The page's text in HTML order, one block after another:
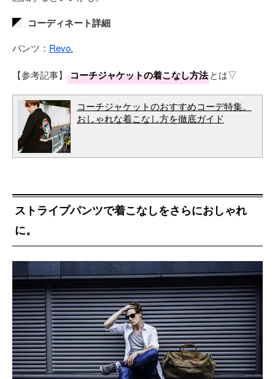
コーディネート詳細
パンツ： Revo.
【参考記事】 コーチジャケットの着こなし方法とは▽
コーチジャケットのおすすめコーデ特集。
おしゃれな着こなし方を徹底ガイド
ストライプパンツで着こなしをさらにおしゃれ
に。